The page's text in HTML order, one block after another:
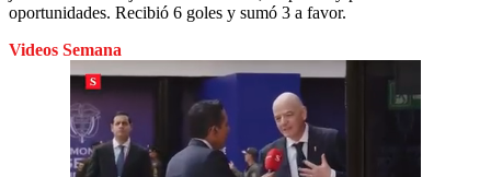
oportunidades. Recibió 6 goles y sumó 3 a favor.
Videos Semana